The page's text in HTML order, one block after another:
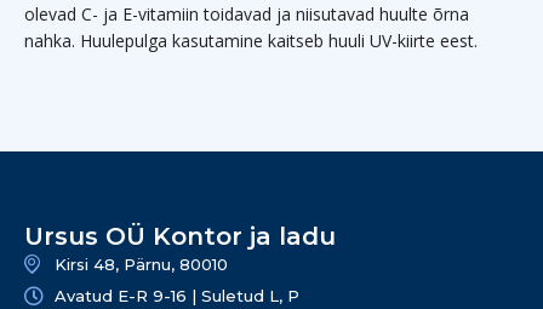
olevad C- ja E-vitamiin toidavad ja niisutavad huulte õrna
nahka. Huulepulga kasutamine kaitseb huuli UV-kiirte eest.
Ursus OÜ Kontor ja ladu
Kirsi 48, Pärnu, 80010
Avatud E-R 9-16 | Suletud L, P